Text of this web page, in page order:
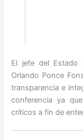
El jefe del Estado
Orlando Ponce
transparencia e
conferencia ya
críticos a fin de